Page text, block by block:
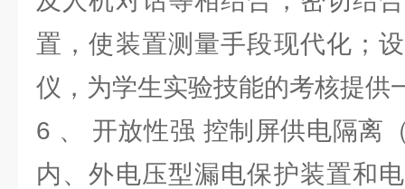
置，使装置测量手段现代化；
仪，为学生实验技能的考核提供
6 、 开放性强 控制屏供电隔离
内、外电压型漏电保护装置和